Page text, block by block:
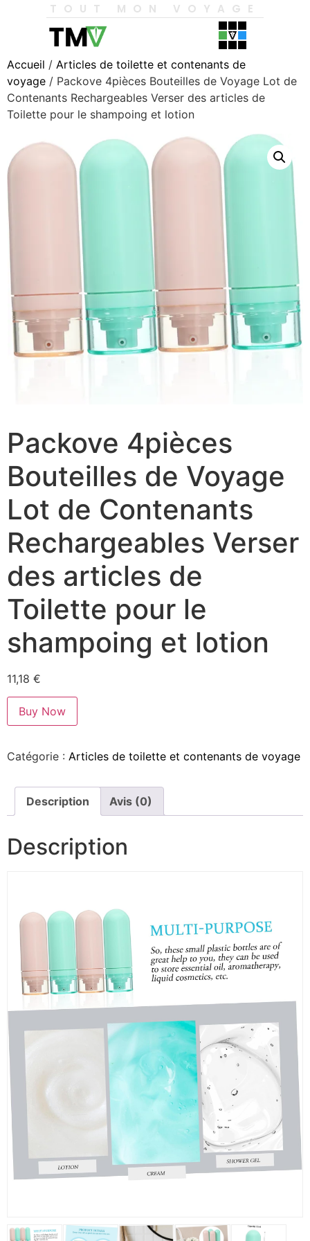
TOUT MON VOYAGE
Accueil / Articles de toilette et contenants de
voyage / Packove 4pièces Bouteilles de Voyage Lot de
Contenants Rechargeables Verser des articles de
Toilette pour le shampoing et lotion
Packove 4pièces
Bouteilles de Voyage
Lot de Contenants
Rechargeables Verser
des articles de
Toilette pour le
shampoing et lotion
11,18 €
Buy Now
Catégorie : Articles de toilette et contenants de voyage
Description Avis (0)
Description